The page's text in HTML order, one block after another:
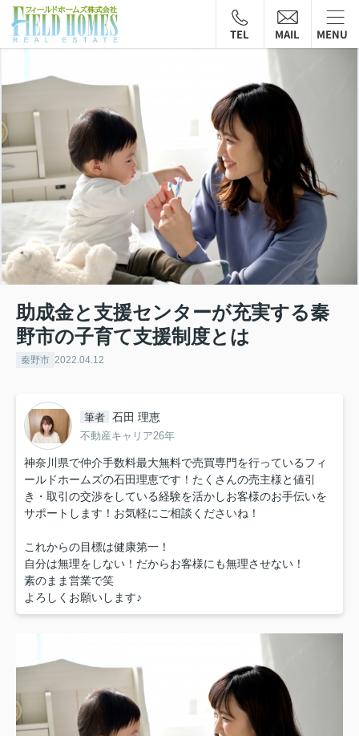
TEL MAIL MENU
助成金と支援センターが充実する秦
野市の子育て支援制度とは
秦野市 2022.04.12
筆者 石田 理恵
不動産キャリア26年
神奈川県で仲介手数料最大無料で売買専門を行っているフィ
ールドホームズの石田理恵です！たくさんの売主様と値引
き・取引の交渉をしている経験を活かしお客様のお手伝いを
サポートします！お気軽にご相談くださいね！
これからの目標は健康第一！
自分は無理をしない！だからお客様にも無理させない！
素のまま営業で笑
よろしくお願いします♪